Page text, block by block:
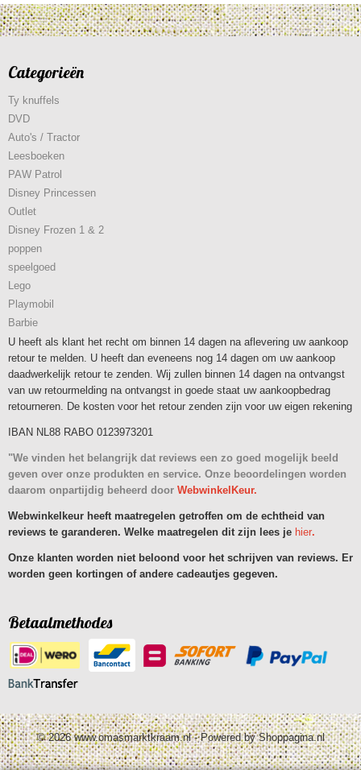
Categorieën
Ty knuffels
DVD
Auto's / Tractor
Leesboeken
PAW Patrol
Disney Princessen
Outlet
Disney Frozen 1 & 2
poppen
speelgoed
Lego
Playmobil
Barbie
U heeft als klant het recht om binnen 14 dagen na aflevering uw aankoop
retour te melden. U heeft dan eveneens nog 14 dagen om uw aankoop
daadwerkelijk retour te zenden. Wij zullen binnen 14 dagen na ontvangst
van uw retourmelding na ontvangst in goede staat uw aankoopbedrag
retourneren. De kosten voor het retour zenden zijn voor uw eigen rekening
IBAN NL88 RABO 0123973201
"We vinden het belangrijk dat reviews een zo goed mogelijk beeld
geven over onze produkten en service. Onze beoordelingen worden
daarom onpartijdig beheerd door WebwinkelKeur.
Webwinkelkeur heeft maatregelen getroffen om de echtheid van
reviews te garanderen. Welke maatregelen dit zijn lees je hier.
Onze klanten worden niet beloond voor het schrijven van reviews. Er
worden geen kortingen of andere cadeautjes gegeven.
Betaalmethodes
© 2026 www.omasmarktkraam.nl - Powered by Shoppagina.nl